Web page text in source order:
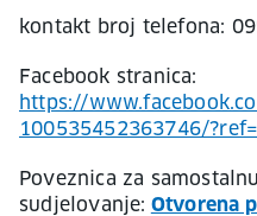
kontakt broj telefona:
Facebook stranica:
https://
100535452363746/
Poveznica za
sudjelovanje: Otvorena